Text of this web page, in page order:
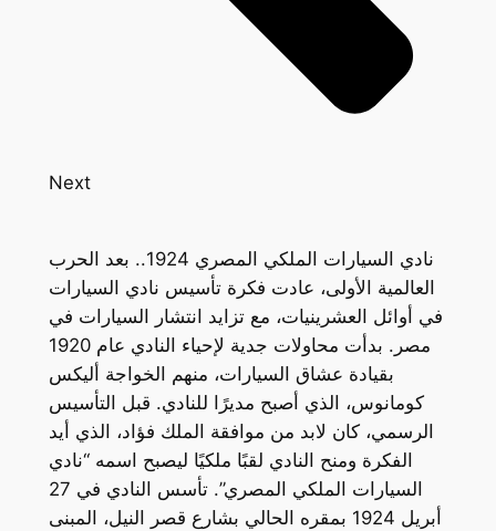
Next
نادي السيارات الملكي المصري 1924.. بعد الحرب
العالمية الأولى، عادت فكرة تأسيس نادي السيارات
في أوائل العشرينيات، مع تزايد انتشار السيارات في
مصر. بدأت محاولات جدية لإحياء النادي عام 1920
بقيادة عشاق السيارات، منهم الخواجة أليكس
كومانوس، الذي أصبح مديرًا للنادي. قبل التأسيس
الرسمي، كان لابد من موافقة الملك فؤاد، الذي أيد
الفكرة ومنح النادي لقبًا ملكيًا ليصبح اسمه “نادي
السيارات الملكي المصري”. تأسس النادي في 27
أبريل 1924 بمقره الحالي بشارع قصر النيل، المبنى